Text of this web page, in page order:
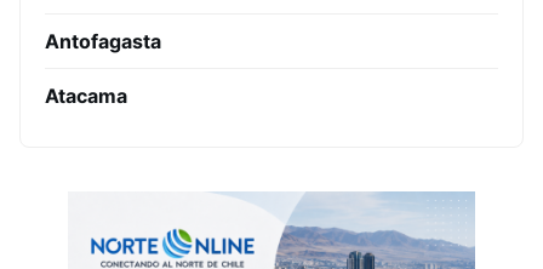
Antofagasta
Atacama